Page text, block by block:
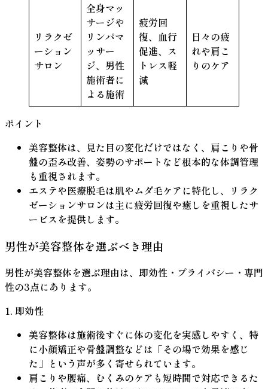
リラクゼ
ーション
サロン
全身マッ
サージや
リンパマ
ッサー
ジ、男性
施術者に
よる施術
疲労回
復、血行
促進、ス
トレス軽
減
日々の疲
れや肩こ
りのケア
ポイント
美容整体は、見た目の変化だけではなく、肩こりや骨
盤の歪み改善、姿勢のサポートなど根本的な体調管理
も重視されます。
エステや医療脱毛は肌やムダ毛ケアに特化し、リラク
ゼーションサロンは主に疲労回復や癒しを重視したサ
ービスを提供します。
男性が美容整体を選ぶべき理由
男性が美容整体を選ぶ理由は、即効性・プライバシー・専門
性の3点にあります。
1. 即効性
美容整体は施術後すぐに体の変化を実感しやすく、特
に小顔矯正や骨盤調整などは「その場で効果を感じ
た」という声が多く寄せられています。
肩こりや腰痛、むくみのケアも短時間で対応できるた